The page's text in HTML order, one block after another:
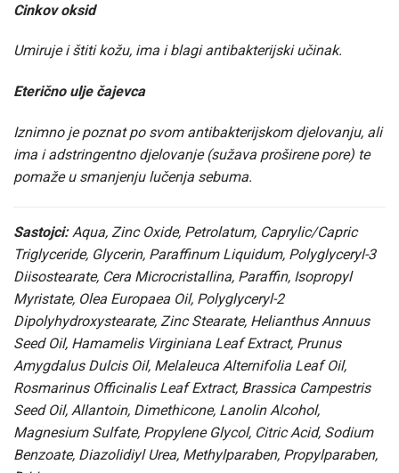
Cinkov oksid
Umiruje i štiti kožu, ima i blagi antibakterijski učinak.
Eterično ulje čajevca
Iznimno je poznat po svom antibakterijskom djelovanju, ali
ima i adstringentno djelovanje (sužava proširene pore) te
pomaže u smanjenju lučenja sebuma.
Sastojci:Aqua, Zinc Oxide, Petrolatum, Caprylic/Capric
Triglyceride, Glycerin, Paraffinum Liquidum, Polyglyceryl-3
Diisostearate, Cera Microcristallina, Paraffin, Isopropyl
Myristate, Olea Europaea Oil, Polyglyceryl-2
Dipolyhydroxystearate, Zinc Stearate, Helianthus Annuus
Seed Oil, Hamamelis Virginiana Leaf Extract, Prunus
Amygdalus Dulcis Oil, Melaleuca Alternifolia Leaf Oil,
Rosmarinus Officinalis Leaf Extract, Brassica Campestris
Seed Oil, Allantoin, Dimethicone, Lanolin Alcohol,
Magnesium Sulfate, Propylene Glycol, Citric Acid, Sodium
Benzoate, Diazolidiyl Urea, Methylparaben, Propylparaben,